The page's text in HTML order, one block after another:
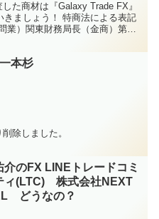
た商材は『Galaxy Trade FX』
ましょう！ 特商法による表記
業）関東財務局長（金商）第
本杉
除しました。
介のFX LINEトレードコミ
ィ(LTC) 株式会社NEXT
どうなの？